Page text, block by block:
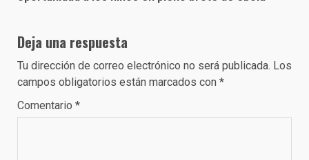
Deja una respuesta
Tu dirección de correo electrónico no será publicada. Los
campos obligatorios están marcados con *
Comentario *